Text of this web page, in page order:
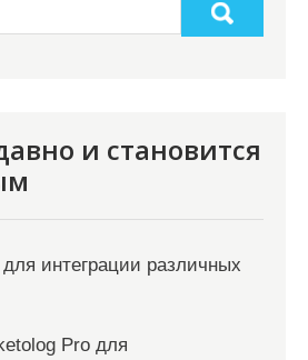
и становится
интеграции различных
Pro для